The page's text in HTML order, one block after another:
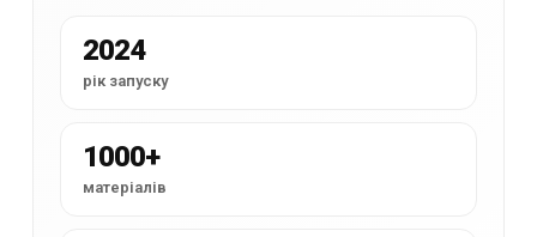
2024
рік запуску
1000+
матеріалів